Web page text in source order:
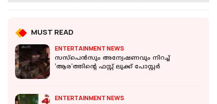
MUST READ
ENTERTAINMENT NEWS
സസ്‌പെന്‍സും അന്വേഷണവും നിറച്ച്
'ആര'ത്തിന്റെ ഫസ്റ്റ് ലുക്ക് പോസ്റ്റര്‍
ENTERTAINMENT NEWS